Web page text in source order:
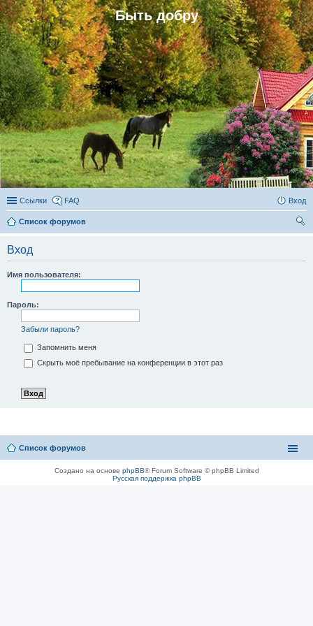
Быть добру
Ссылки FAQ Вход
Список форумов
Вход
Имя пользователя:
Пароль:
Забыли пароль?
Запомнить меня
Скрыть моё пребывание на конференции в этот раз
Список форумов
Создано на основе phpBB® Forum Software © phpBB Limited
Русская поддержка phpBB